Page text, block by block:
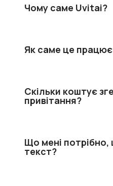
Чому саме Uvitai?
Як саме це
Скільки коштує
привітання?
Що мені потрібно,
текст?